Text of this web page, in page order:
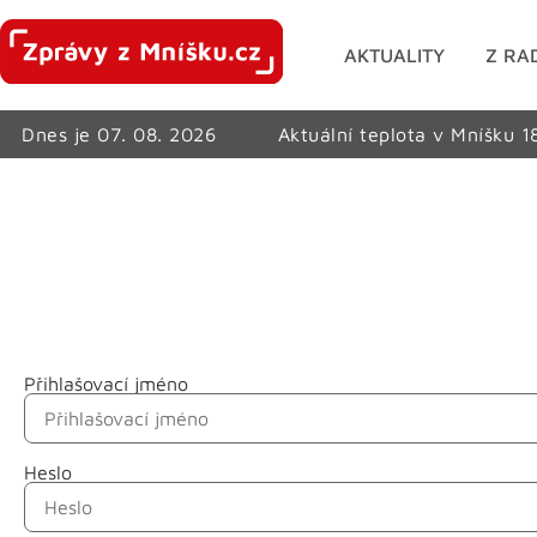
AKTUALITY Z
Dnes je 07. 08. 2026 Aktuální teplota v Mníšku
Přihlašovací jméno
Heslo
Jméno
Příjmení